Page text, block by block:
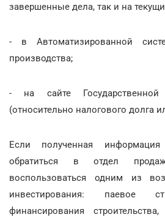
завершенные дела, так и на
- в Автоматизированной
производства;
- на сайте
(относительно налогового долга
Если полученная информация
обратиться в отдел
воспользоваться одним из
инвестирования: паевое
финансирования